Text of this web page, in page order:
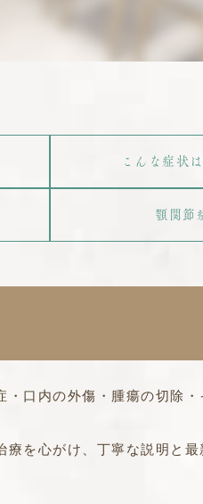
こんな症状
顎関節
口内の外傷・腫瘍の切除
を心がけ、丁寧な説明と